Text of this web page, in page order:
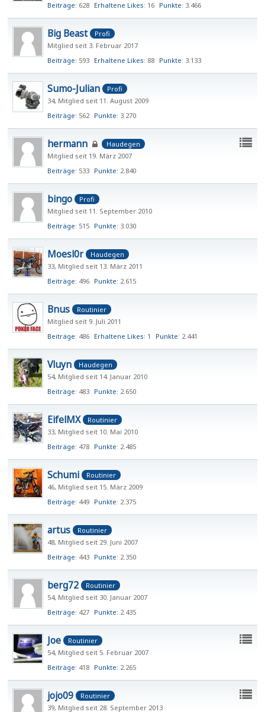
Beiträge 628 Erhaltene Likes 16 Punkte 3.466
Big Beast
Profi
Mitglied seit 3. Februar 2017
Beiträge 593 Erhaltene Likes 88 Punkte 3.133
Sumo-Julian
Profi
34 Mitglied seit 11. August 2009
Beiträge 562 Punkte 3.270
hermann
Haudegen
Mitglied seit 19. März 2007
Beiträge 533 Punkte 2.840
bingo
Profi
Mitglied seit 11. September 2010
Beiträge 515 Punkte 3.030
Moesl0r
Haudegen
33 Mitglied seit 13. März 2011
Beiträge 496 Punkte 2.615
Bnus
Routinier
Mitglied seit 9. Juli 2011
Beiträge 486 Erhaltene Likes 1 Punkte 2.441
Vluyn
Haudegen
54 Mitglied seit 14. Januar 2010
Beiträge 483 Punkte 2.650
EifelMX
Routinier
33 Mitglied seit 10. Mai 2010
Beiträge 478 Punkte 2.485
Schumi
Routinier
46 Mitglied seit 15. März 2009
Beiträge 449 Punkte 2.375
artus
Routinier
48 Mitglied seit 29. Juni 2007
Beiträge 443 Punkte 2.350
berg72
Routinier
54 Mitglied seit 30. Januar 2007
Beiträge 427 Punkte 2.435
Joe
Routinier
54 Mitglied seit 5. Februar 2007
Beiträge 418 Punkte 2.265
jojo09
Routinier
39 Mitglied seit 28. September 2013